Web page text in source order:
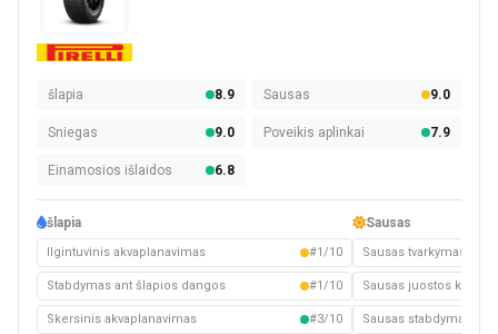
šlapia 8.9 Sausas 9.0
Sniegas 9.0 Poveikis aplinkai 7.9
Einamosios išlaidos 6.8
šlapia
Ilgintuvinis akvaplanavimas #1/10
Stabdymas ant šlapios dangos #1/10
Skersinis akvaplanavimas #3/10
Sausas
Sausas tvarkymas
Sausas juostos
Sausas stabdymas